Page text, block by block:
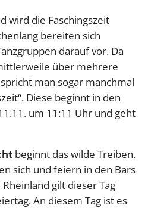
wird die Faschingszeit
bereiten sich
darauf vor. Da
über mehrere
man sogar manchmal
Diese beginnt in den
um 11:11 Uhr und geht
beginnt das wilde Treiben.
sich und feiern in den Bars
gilt dieser Tag
An diesem Tag ist es